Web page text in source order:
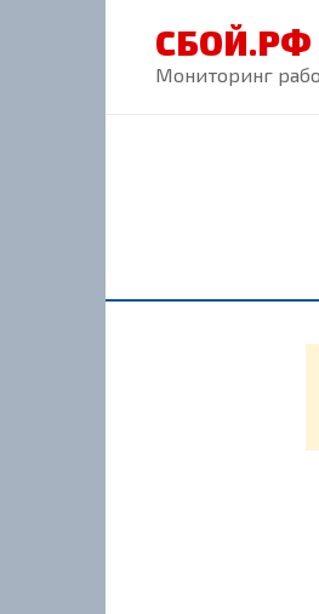
СБОЙ.РФ
Мониторинг